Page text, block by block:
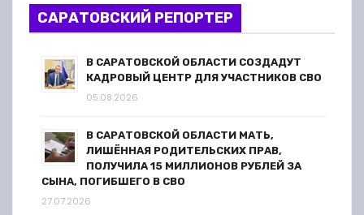
САРАТОВСКИЙ РЕПОРТЕР
В САРАТОВСКОЙ ОБЛАСТИ СОЗДАДУТ
КАДРОВЫЙ ЦЕНТР ДЛЯ УЧАСТНИКОВ СВО
05.08.2026
В САРАТОВСКОЙ ОБЛАСТИ МАТЬ,
ЛИШЁННАЯ РОДИТЕЛЬСКИХ ПРАВ,
ПОЛУЧИЛА 15 МИЛЛИОНОВ РУБЛЕЙ ЗА
СЫНА, ПОГИБШЕГО В СВО
27.07.2026